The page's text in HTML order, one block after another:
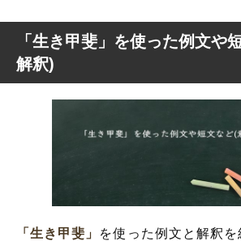
「生き甲斐」を使った例文や
解釈)
「生き甲斐」 を使った例文と解釈を